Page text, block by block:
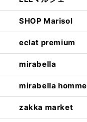
SHOP Marisol
eclat premium
mirabella
mirabella homme
zakka market